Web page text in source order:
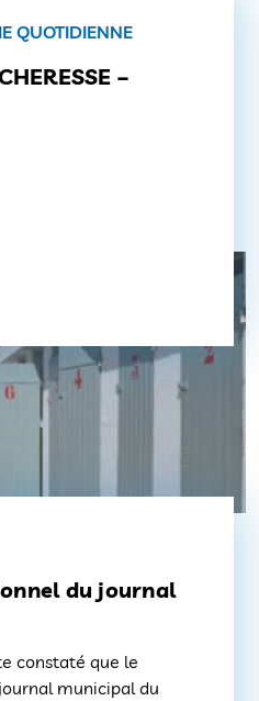
QUOTIDIENNE
–
du journal
constaté que le
municipal du